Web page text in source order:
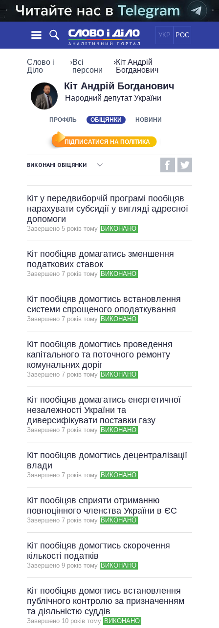
УКР РОС
НОВИНИ
СТРІЧКА
ПОДІЇ
ОГЛЯДИ
ДАЙДЖЕСТИ
ПОЛІТИКА
ЕКОНОМІКА
ОБIЦЯНКИ
ПОЛIТИКИ
ПРЕЗИДЕНТ І ОФІС
ВЕРХОВНА РАДА
КАБІНЕТ МІНІСТРІВ
ГОЛОВИ ОБЛАДМІНІСТРАЦІЙ
МЕРИ МІСТ
ВСІ ПЕРСОНИ
ІНФОГРАФІКА
ВІДЕО
ПІДТРИМАТИ
Слово і
Діло
›Всі
персони
›Кіт Андрій
Богданович
Кіт Андрій Богданович
Народний депутат України
ПРОФІЛЬ ОБІЦЯНКИ НОВИНИ
ПІДПИСАТИСЯ НА ПОЛІТИКА
ВИКОНАНІ ОБІЦЯНКИ
НЕВИКОНАНІ ОБІЦЯНКИ
ВСІ ОБІЦЯНКИ
Кіт у передвиборчій програмі пообіцяв
нарахувати субсидії у вигляді адресної
допомоги
Завершено 5 рокiв тому ВИКОНАНО
Кіт пообіцяв домагатись зменшення
податкових ставок
Завершено 7 рокiв тому ВИКОНАНО
Кіт пообіцяв домогтись встановлення
системи спрощеного оподаткування
Завершено 7 рокiв тому ВИКОНАНО
Кіт пообіцяв домогтись проведення
капітального та поточного ремонту
комунальних доріг
Завершено 7 рокiв тому ВИКОНАНО
Кіт пообіцяв домагатись енергетичної
незалежності України та
диверсифікувати поставки газу
Завершено 7 рокiв тому ВИКОНАНО
Кіт пообіцяв домогтись децентралізації
влади
Завершено 7 рокiв тому ВИКОНАНО
Кіт пообіцяв сприяти отриманню
повноцінного членства України в ЄС
Завершено 7 рокiв тому ВИКОНАНО
Кіт пообіцяв домогтись скорочення
кількості податків
Завершено 9 рокiв тому ВИКОНАНО
Кіт пообіцяв домогтись встановлення
публічного контролю за призначенням
та діяльністю суддів
Завершено 10 рокiв тому ВИКОНАНО